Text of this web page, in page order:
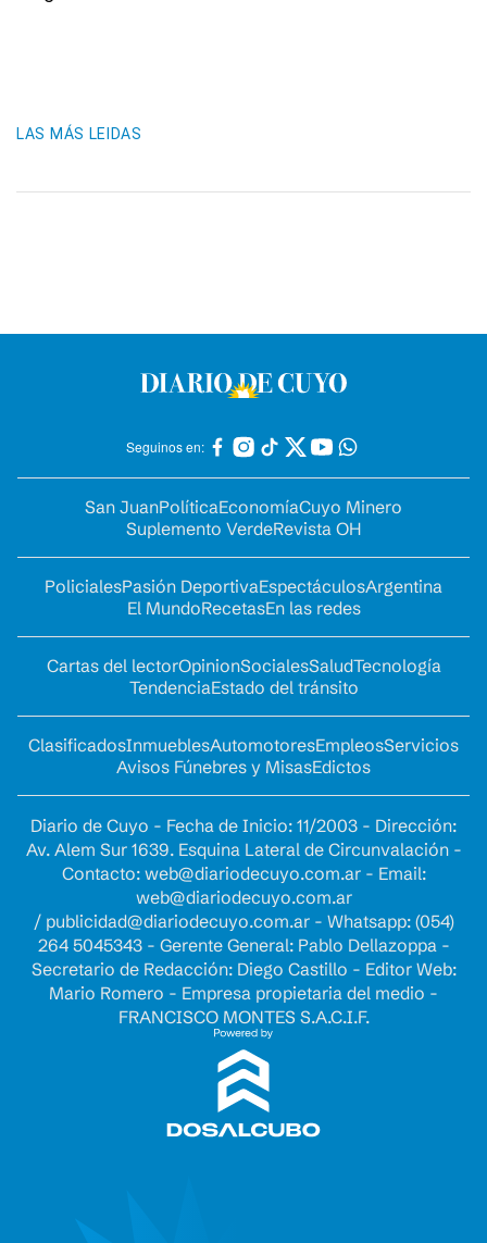
LAS MÁS LEIDAS
Seguinos en:
San JuanPolíticaEconomíaCuyo Minero
Suplemento VerdeRevista OH
PolicialesPasión DeportivaEspectáculosArgentina
El MundoRecetasEn las redes
Cartas del lectorOpinionSocialesSaludTecnología
TendenciaEstado del tránsito
ClasificadosInmueblesAutomotoresEmpleosServicios
Avisos Fúnebres y MisasEdictos
Diario de Cuyo - Fecha de Inicio: 11/2003 - Dirección:
Av. Alem Sur 1639. Esquina Lateral de Circunvalación -
Contacto: web@diariodecuyo.com.ar- Email:
web@diariodecuyo.com.ar
/ publicidad@diariodecuyo.com.ar- Whatsapp: (054)
264 5045343 - Gerente General: Pablo Dellazoppa -
Secretario de Redacción: Diego Castillo - Editor Web:
Mario Romero - Empresa propietaria del medio -
FRANCISCO MONTES S.A.C.I.F.